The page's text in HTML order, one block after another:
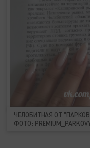
ЧЕЛОБИТНАЯ ОТ
ФОТО: